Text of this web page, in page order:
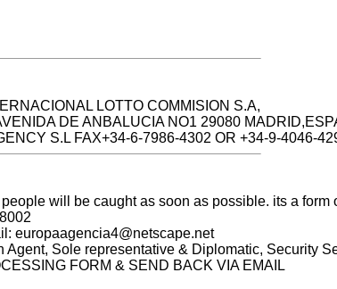
LOTTO COMMISION S.A,
DE ANBALUCIA NO1 29080
S.L FAX+34-6-7986-4302 OR +34-9-4046-
will be caught as soon as possible. its a
europaagencia4@netscape.net
Agent, Sole representative & Diplomatic, Security
FORM & SEND BACK VIA EMAIL